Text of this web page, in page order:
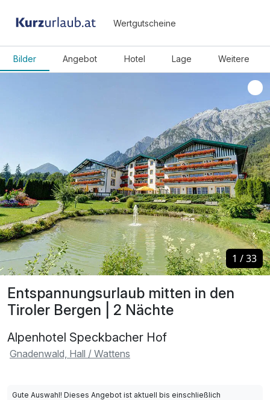
Wertgutscheine
Bilder Angebot Hotel Lage Weitere
Entspannungsurlaub mitten in den
Tiroler Bergen | 2 Nächte
Alpenhotel Speckbacher Hof
Gnadenwald, Hall / Wattens
1 /33
1 /33
Gute Auswahl! Dieses Angebot ist aktuell bis einschließlich